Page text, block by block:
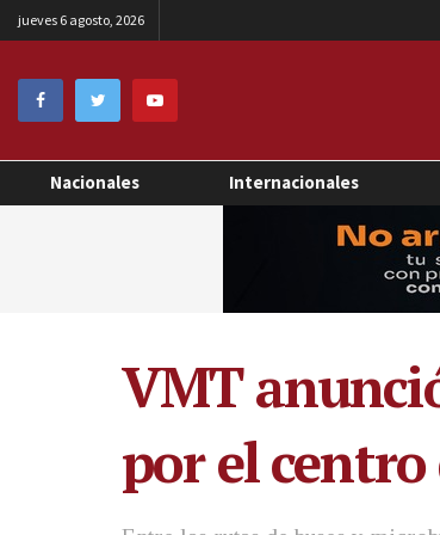
jueves 6 agosto, 2026
Nacionales Internacionales
VMT
por el centro